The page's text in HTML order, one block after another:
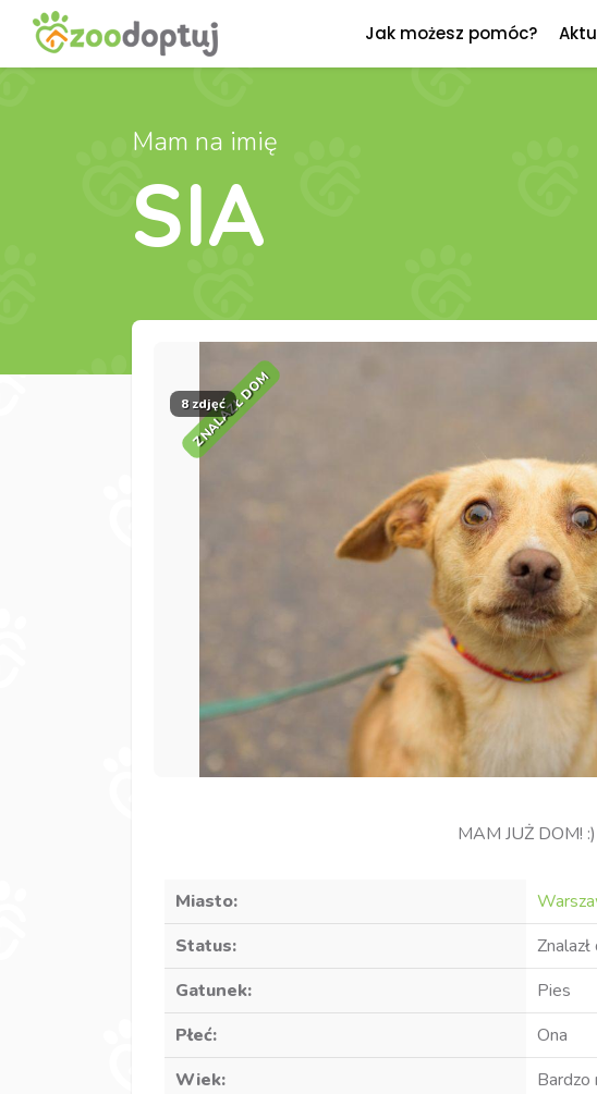
Jak możesz pomóc?
Mam na imię
SIA
ZNALAZŁ DOM
8 zdjęć
MAM JUŻ DOM! :)
Miasto:
Status:
Gatunek:
Pies
Płeć:
Ona
Wiek:
Bardzo